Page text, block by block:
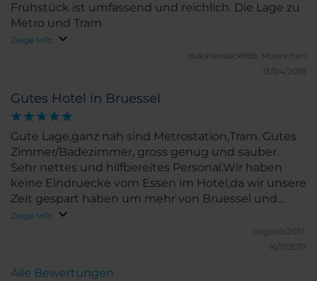
Frühstück ist umfassend und reichlich. Die Lage zu
Metro und Tram
Zeige Info
dukatensack969. Muenchen
13/04/2018
Gutes Hotel in Bruessel
Gute Lage,ganz nah sind Metrostation,Tram. Gutes
Zimmer/Badezimmer, gross genug und sauber.
Sehr nettes und hilfbereites Personal.Wir haben
keine Eindruecke vom Essen im Hotel,da wir unsere
Zeit gespart haben um mehr von Bruessel und
Brugge zu sehen (wir haben leider nur 3
Zeige Info
avgusts2017.
16/11/2017
Alle Bewertungen